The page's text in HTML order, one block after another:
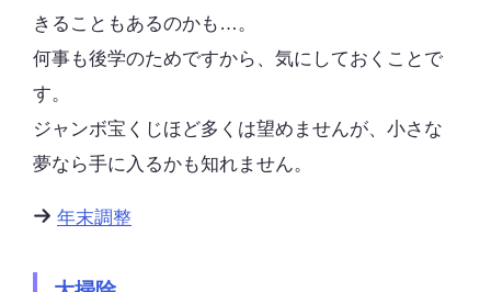
きることもあるのかも…。
何事も後学のためですから、気にしておくことで
す。
ジャンボ宝くじほど多くは望めませんが、小さな
夢なら手に入るかも知れません。
年末調整